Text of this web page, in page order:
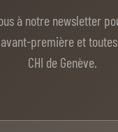
à notre newsletter
première et
CHI de Genève.